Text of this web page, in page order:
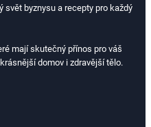
svět byznysu a recepty pro každý
mají skutečný přínos pro váš
domov i zdravější tělo.